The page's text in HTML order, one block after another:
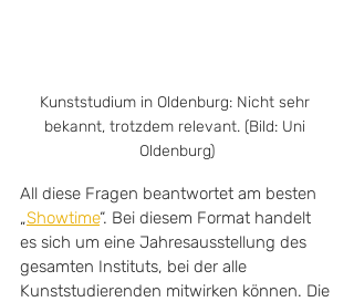
Kunststudium in Oldenburg: Nicht sehr
bekannt, trotzdem relevant. (Bild: Uni
Oldenburg)
All diese Fragen beantwortet am besten
„Showtime“. Bei diesem Format handelt
es sich um eine Jahresausstellung des
gesamten Instituts, bei der alle
Kunststudierenden mitwirken können. Die